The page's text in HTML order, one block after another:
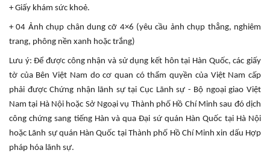
+ Giấy khám sức khoẻ.
+ 04 Ảnh chụp chân dung cỡ 4×6 (yêu cầu ảnh chụp thẳng, nghiêm
trang, phông nền xanh hoặc trắng)
Lưu ý: Để được công nhận và sử dụng kết hôn tại Hàn Quốc, các giấy
tờ của Bên Việt Nam do cơ quan có thẩm quyền của Việt Nam cấp
phải được Chứng nhận lãnh sự tại Cục Lãnh sự - Bộ ngoại giao Việt
Nam tại Hà Nội hoặc Sở Ngoại vụ Thành phố Hồ Chí Minh sau đó dịch
công chứng sang tiếng Hàn và qua Đại sứ quán Hàn Quốc tại Hà Nội
hoặc Lãnh sự quán Hàn Quốc tại Thành phố Hồ Chí Minh xin dấu Hợp
pháp hóa lãnh sự.